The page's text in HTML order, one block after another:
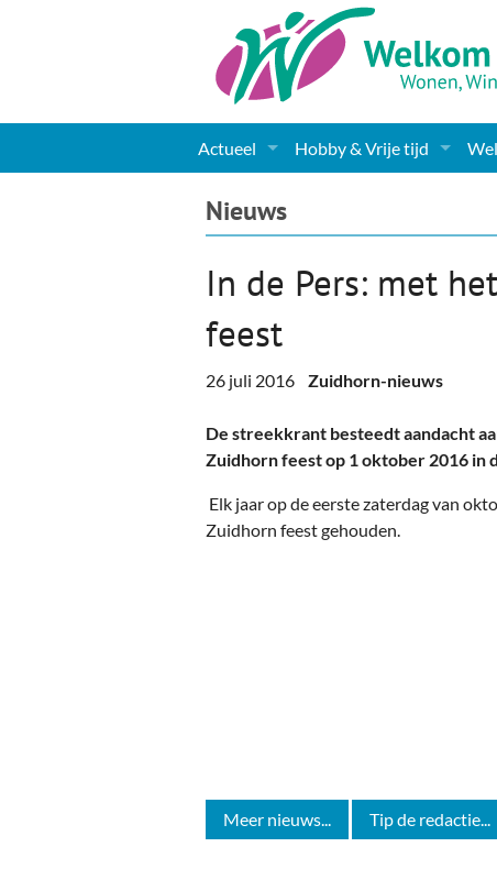
Actueel
Nieuws
Gemeente informatie
Dorpen
Columns & Redactioneel
Foto-pagina
Hobby & Vrije tijd
Kunst
Podia & Dorpshuizen
Nieuws
In de Pers: met
feest
26 juli 2016 Zuidhorn-nieuws
De streekkrant besteedt aandacht
Zuidhorn feest op 1 oktober 2016 in
Elk jaar op de eerste zaterdag van
Zuidhorn feest gehouden.
Meer nieuws... Tip de redactie...